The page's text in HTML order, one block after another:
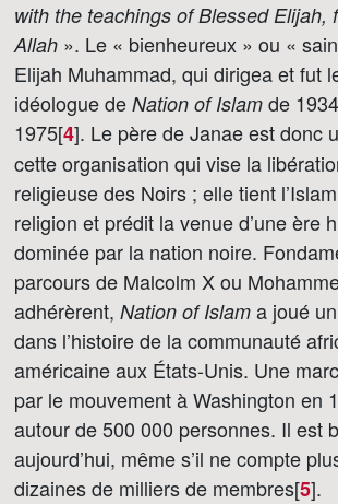
with the teachings of Blessed Elijah,
Allah ». Le « bienheureux » ou «
Elijah Muhammad, qui dirigea et fut
idéologue de Nation of Islam de
1975[4]. Le père de Janae est donc
cette organisation qui vise la
religieuse des Noirs ; elle tient
religion et prédit la venue d’une ère
dominée par la nation noire.
parcours de Malcolm X ou
adhérèrent, Nation of Islam a joué
dans l’histoire de la communauté
américaine aux États-Unis. Une
par le mouvement à Washington en
autour de 500 000 personnes. Il est
aujourd’hui, même s’il ne compte
dizaines de milliers de membres[5].